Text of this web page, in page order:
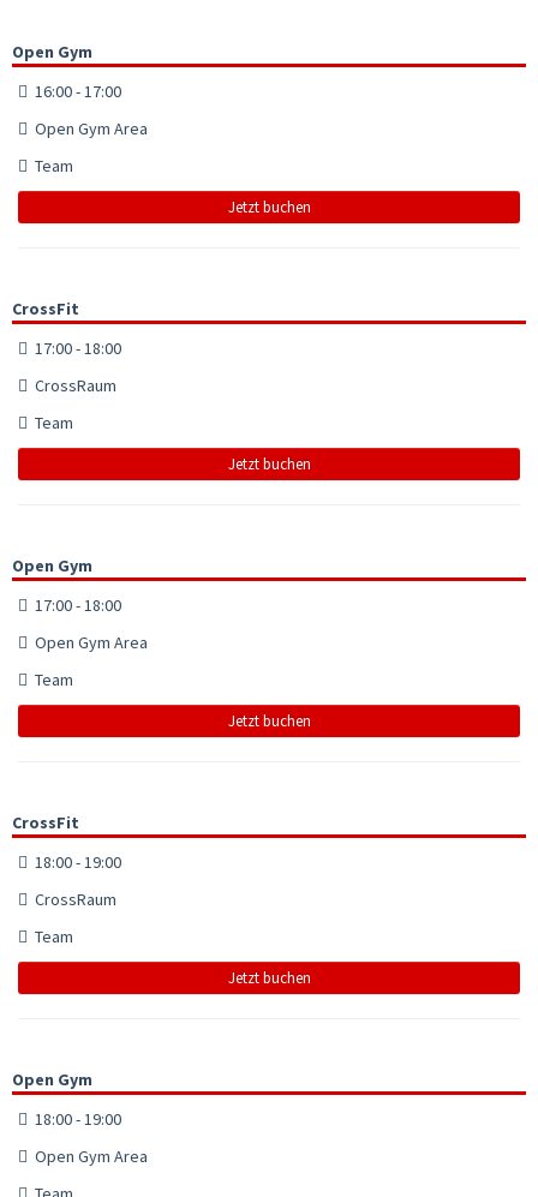
Open Gym
16:00 - 17:00
Open Gym Area
Team
Jetzt buchen
CrossFit
17:00 - 18:00
CrossRaum
Team
Jetzt buchen
Open Gym
17:00 - 18:00
Open Gym Area
Team
Jetzt buchen
CrossFit
18:00 - 19:00
CrossRaum
Team
Jetzt buchen
Open Gym
18:00 - 19:00
Open Gym Area